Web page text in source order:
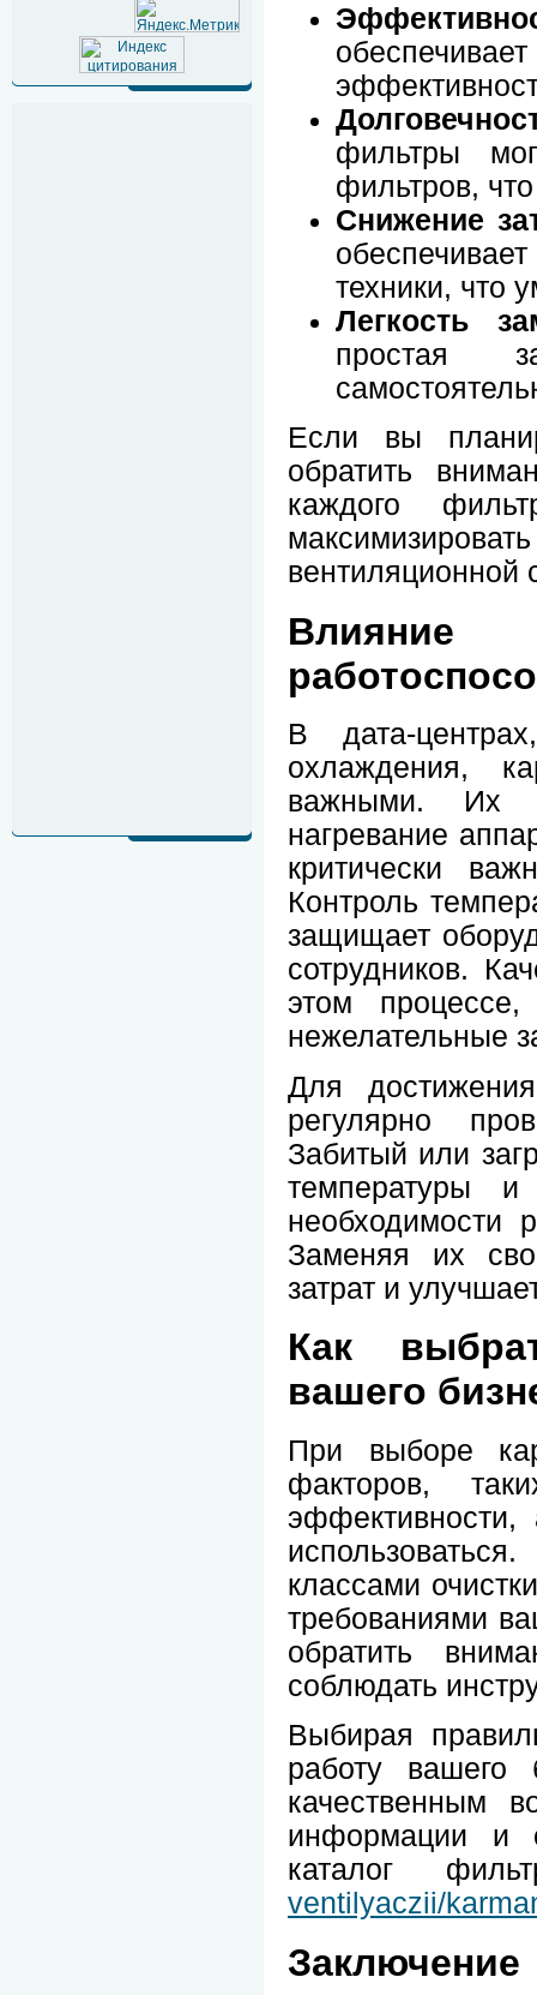
фильтры
фильтров,
Снижение
техники, что
Легкость
простая
Если вы
обратить
каждого
вентиляционной
Влияние
В дата-
охлаждения,
важными. Их
нагревание
критически
Контроль
защищает
сотрудников.
этом
нежелательные
Для
регулярно
Забитый или
температуры и
необходимости
Заменяя их
затрат и
Как
вашего
При выборе
факторов,
классами
требованиями
обратить
соблюдать
Выбирая
работу вашего
качественным
информации и
каталог
ventilyaczii/
Заключение